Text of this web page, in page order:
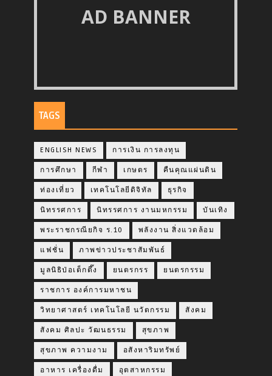
AD BANNER
TAGS
ENGLISH NEWS การเงิน การลงทุน
การศึกษา กีฬา เกษตร คืนคุณแผ่นดิน
ท่องเที่ยว เทคโนโลยีดิจิทัล ธุรกิจ
นิทรรศการ นิทรรศการ งานมหกรรม บันเทิง
พระราชกรณียกิจ ร.10 พลังงาน สิ่งแวดล้อม
แฟชั่น ภาพข่าวประชาสัมพันธ์
มูลนิธิป่อเต็กตึ๊ง ยนตรกรร ยนตรกรรม
ราชการ องค์การมหาชน
วิทยาศาสตร์ เทคโนโลยี นวัตกรรม สังคม
สังคม ศิลปะ วัฒนธรรม สุขภาพ
สุขภาพ ความงาม อสังหาริมทรัพย์
อาหาร เครื่องดื่ม อุตสาหกรรม